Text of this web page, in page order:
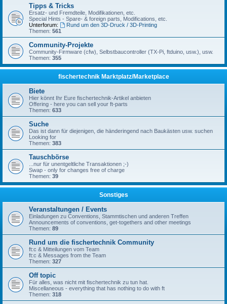
Tipps & Tricks
Ersatz- und Fremdteile, Modifikationen, etc.
Special Hints - Spare- & foreign parts, Modifications, etc.
Unterforum:
Rund um den 3D-Druck / 3D-Printing
Themen: 561
Community-Projekte
Community-Firmware (cfw), Selbstbaucontroller (TX-Pi, ftduino, usw.), usw.
Themen: 355
fischertechnik Marktplatz/Marketplace
Biete
Hier könnt Ihr Eure fischertechnik-Artikel anbieten
Offering - here you can sell your ft-parts
Themen: 633
Suche
Das ist dann für diejenigen, die händeringend nach Baukästen usw. suchen
Looking for
Themen: 383
Tauschbörse
...nur für unentgeltliche Transaktionen ;-)
Swap - only for changes free of charge
Themen: 39
Sonstiges
Veranstaltungen / Events
Einladungen zu Conventions, Stammtischen und anderen Treffen
Announcements of conventions, get-togethers and other meetings
Themen: 89
Rund um die fischertechnik Community
ft:c & Mitteilungen vom Team
ft:c & Messages from the Team
Themen: 327
Off topic
Für alles, was nicht mit fischertechnik zu tun hat.
Miscellaneous - everything that has nothing to do with ft
Themen: 318